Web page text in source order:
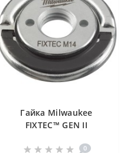
Гайка Milwaukee
FIXTEC™ GEN II
0